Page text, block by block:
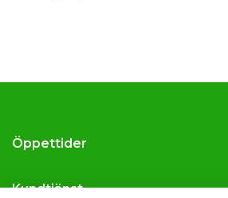
Öppettider
Kundtjänst